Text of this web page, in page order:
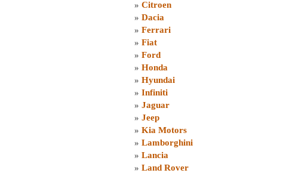
» Citroen
» Dacia
» Ferrari
» Fiat
» Ford
» Honda
» Hyundai
» Infiniti
» Jaguar
» Jeep
» Kia Motors
» Lamborghini
» Lancia
» Land Rover